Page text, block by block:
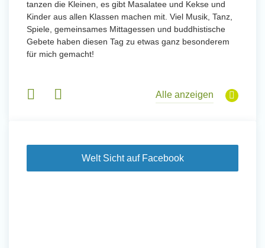
tanzen die Kleinen, es gibt Masalatee und Kekse und
Kinder aus allen Klassen machen mit. Viel Musik, Tanz,
Spiele, gemeinsames Mittagessen und buddhistische
Gebete haben diesen Tag zu etwas ganz besonderem
für mich gemacht!
Alle anzeigen
Welt Sicht auf Facebook